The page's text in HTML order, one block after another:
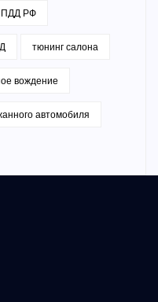
ПДД РФ
тюнинг салона
вождение
автомобиля